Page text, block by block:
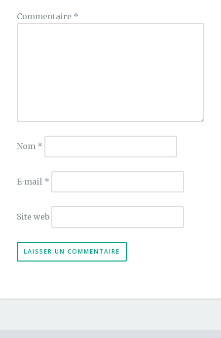
Commentaire *
Nom *
E-mail *
Site web